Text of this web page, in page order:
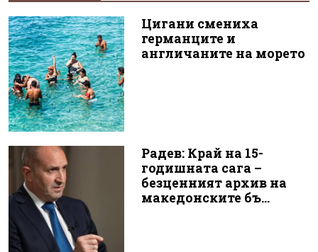
Цигани смениха
германците и
англичаните на морето
Радев: Край на 15-
годишната сага –
безценният архив на
македонските бъ...